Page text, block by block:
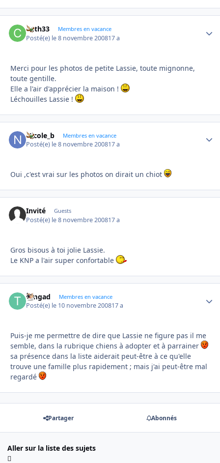
Cath33 Membres en vacance
Posté(e) le 8 novembre 200817 a
Merci pour les photos de petite Lassie, toute mignonne,
toute gentille.
Elle a l'air d'apprécier la maison !
Léchouilles Lassie !
Nicole_b Membres en vacance
Posté(e) le 8 novembre 200817 a
Oui ,c'est vrai sur les photos on dirait un chiot
Invité Guests
Posté(e) le 8 novembre 200817 a
Gros bisous à toi jolie Lassie.
Le KNP a l'air super confortable
timgad Membres en vacance
Posté(e) le 10 novembre 200817 a
Puis-je me permettre de dire que Lassie ne figure pas il me
semble, dans la rubrique chiens à adopter et à parrainer
sa présence dans la liste aiderait peut-être à ce qu'elle
trouve une famille plus rapidement ; mais j'ai peut-être mal
regardé
Partager Abonnés
Aller sur la liste des sujets